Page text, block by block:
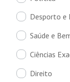
Desporto e
Saúde e
Ciências
Direito